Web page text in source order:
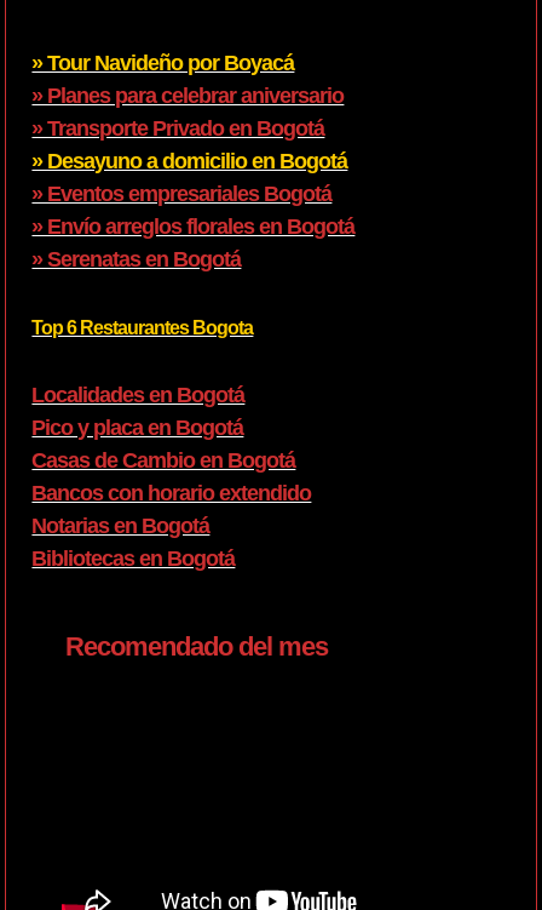
» Tour Navideño por Boyacá
» Planes para celebrar aniversario
» Transporte Privado en Bogotá
» Desayuno a domicilio en Bogotá
» Eventos empresariales Bogotá
» Envío arreglos florales en Bogotá
» Serenatas en Bogotá
Top 6 Restaurantes Bogota
Localidades en Bogotá
Pico y placa en Bogotá
Casas de Cambio en Bogotá
Bancos con horario extendido
Notarias en Bogotá
Bibliotecas en Bogotá
Recomendado del mes